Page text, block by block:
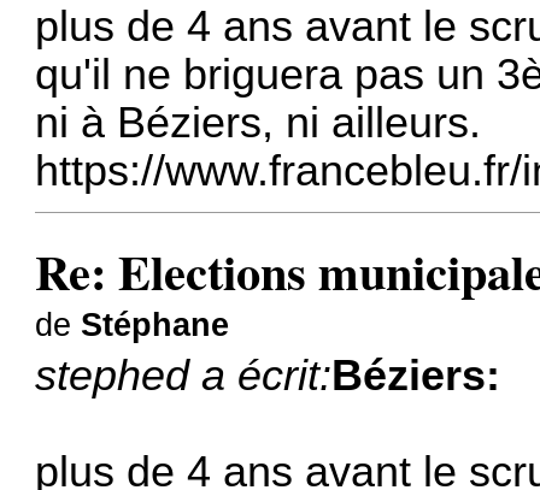
plus de 4 ans avant le
qu'il ne briguera pas un
ni à Béziers, ni ailleurs.
https://
Re: Elections
de Stéphane
stephed a écrit:Béziers:
plus de 4 ans avant le